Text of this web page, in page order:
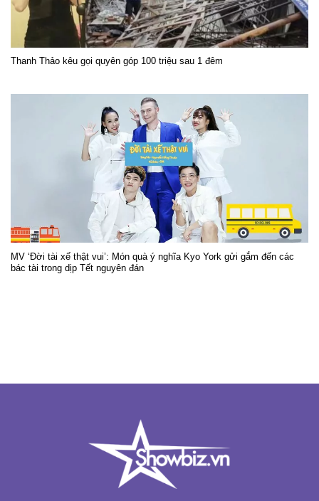
Thanh Thảo kêu gọi quyên góp 100 triệu sau 1 đêm
MV ‘Đời tài xế thật vui’: Món quà ý nghĩa Kyo York gửi gắm đến các
bác tài trong dịp Tết nguyên đán